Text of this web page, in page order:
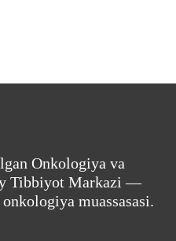
Onkologiya va
Tibbiyot Markazi —
muassasasi.